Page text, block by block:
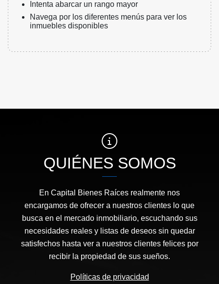
Intenta abarcar un rango mayor
Navega por los diferentes menús para ver los
inmuebles disponibles
QUIÉNES SOMOS
En Capital Bienes Raíces realmente nos
encargamos de ofrecer a nuestros clientes lo que
busca en el mercado inmobiliario, escuchando sus
necesidades reales y listas de deseos sin quedar
satisfechos hasta ver a nuestros clientes felices por
recibir la propiedad de sus sueños.
Políticas de privacidad